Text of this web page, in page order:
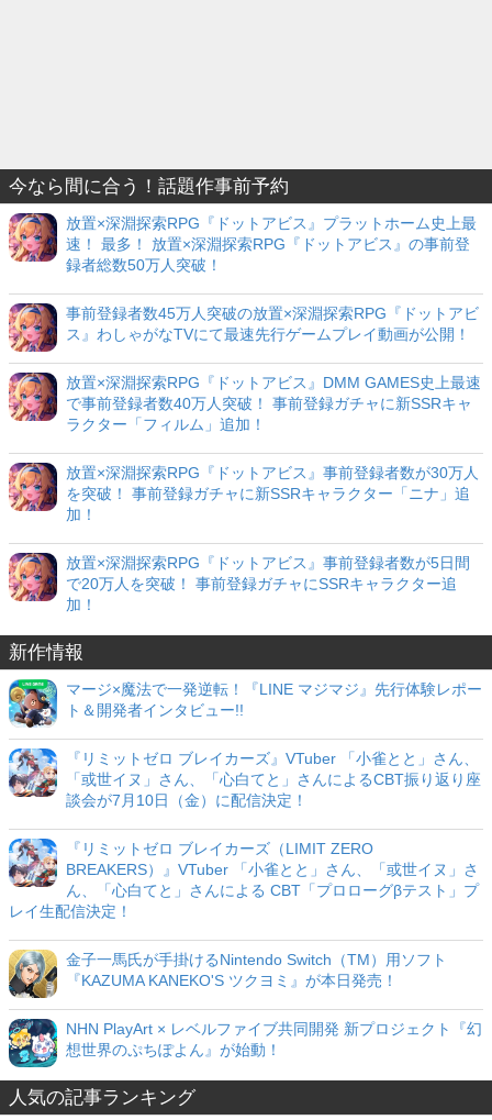
今なら間に合う！話題作事前予約
放置×深淵探索RPG『ドットアビス』プラットホーム史上最
速！ 最多！ 放置×深淵探索RPG『ドットアビス』の事前登
録者総数50万人突破！
事前登録者数45万人突破の放置×深淵探索RPG『ドットアビ
ス』わしゃがなTVにて最速先行ゲームプレイ動画が公開！
放置×深淵探索RPG『ドットアビス』DMM GAMES史上最速
で事前登録者数40万人突破！ 事前登録ガチャに新SSRキャ
ラクター「フィルム」追加！
放置×深淵探索RPG『ドットアビス』事前登録者数が30万人
を突破！ 事前登録ガチャに新SSRキャラクター「ニナ」追
加！
放置×深淵探索RPG『ドットアビス』事前登録者数が5日間
で20万人を突破！ 事前登録ガチャにSSRキャラクター追
加！
新作情報
マージ×魔法で一発逆転！『LINE マジマジ』先行体験レポー
ト＆開発者インタビュー!!
『リミットゼロ ブレイカーズ』VTuber 「小雀とと」さん、
「或世イヌ」さん、「心白てと」さんによるCBT振り返り座
談会が7月10日（金）に配信決定！
『リミットゼロ ブレイカーズ（LIMIT ZERO
BREAKERS）』VTuber 「小雀とと」さん、「或世イヌ」さ
ん、「心白てと」さんによる CBT「プロローグβテスト」プ
レイ生配信決定！
金子一馬氏が手掛けるNintendo Switch（TM）用ソフト
『KAZUMA KANEKO'S ツクヨミ』が本日発売！
NHN PlayArt × レベルファイブ共同開発 新プロジェクト『幻
想世界のぷちぽよん』が始動！
人気の記事ランキング